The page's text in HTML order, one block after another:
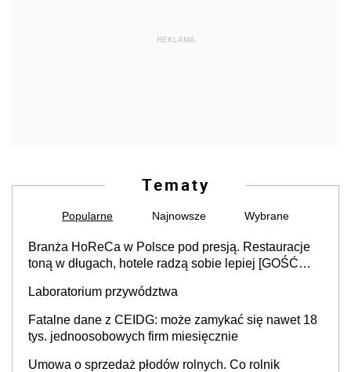
REKLAMA
Tematy
Popularne Najnowsze Wybrane
Branża HoReCa w Polsce pod presją. Restauracje
toną w długach, hotele radzą sobie lepiej [GOŚĆ
Laboratorium przywództwa
Fatalne dane z CEIDG: może zamykać się nawet 18
tys. jednoosobowych firm miesięcznie
Umowa o sprzedaż płodów rolnych. Co rolnik